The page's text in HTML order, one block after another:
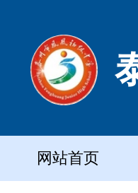
网站首页